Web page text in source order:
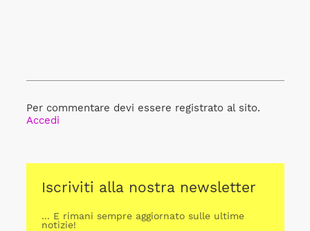
Per commentare devi essere registrato al sito.
Accedi
Iscriviti alla nostra newsletter
... E rimani sempre aggiornato sulle ultime
notizie!